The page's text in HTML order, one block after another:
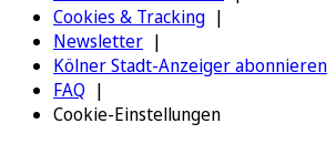
Cookies & Tracking
Newsletter
Kölner Stadt-Anzeiger abonnieren
FAQ
Cookie-Einstellungen